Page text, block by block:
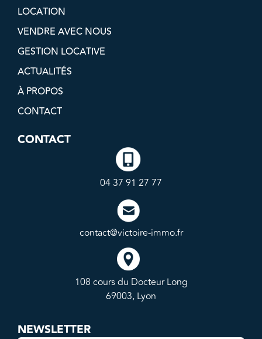
LOCATION
VENDRE AVEC NOUS
GESTION LOCATIVE
ACTUALITÉS
À PROPOS
CONTACT
CONTACT
04 37 91 27 77
contact@victoire-immo.fr
108 cours du Docteur Long
69003, Lyon
NEWSLETTER